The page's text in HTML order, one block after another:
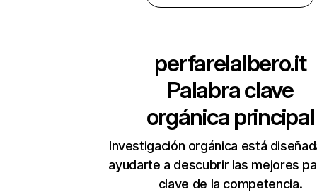
perfarelalbero.it
Palabra clave
orgánica principal
Investigación orgánica está
ayudarte a descubrir las mejores
clave de la competencia.